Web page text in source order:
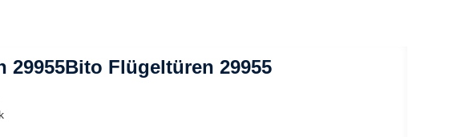
29955Bito Flügeltüren 29955